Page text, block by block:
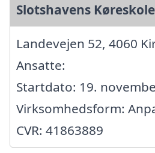
Slotshavens
Landevejen 52, 4060
Ansatte:
Startdato: 19.
Virksomhedsform:
CVR: 41863889